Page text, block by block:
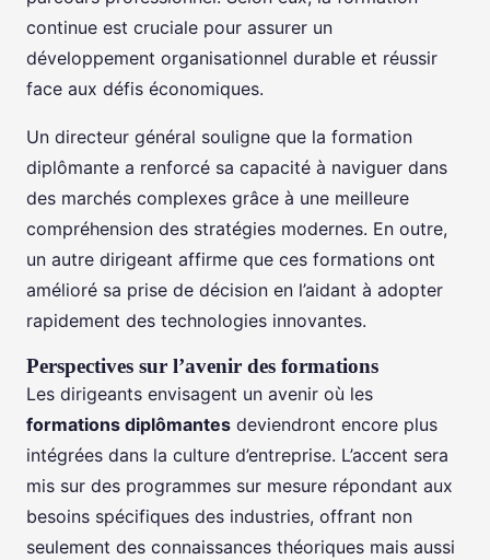
continue est cruciale pour assurer un
développement organisationnel durable et réussir
face aux défis économiques.
Un directeur général souligne que la formation
diplômante a renforcé sa capacité à naviguer dans
des marchés complexes grâce à une meilleure
compréhension des stratégies modernes. En outre,
un autre dirigeant affirme que ces formations ont
amélioré sa prise de décision en l’aidant à adopter
rapidement des technologies innovantes.
Perspectives sur l’avenir des formations
Les dirigeants envisagent un avenir où les
formations diplômantes deviendront encore plus
intégrées dans la culture d’entreprise. L’accent sera
mis sur des programmes sur mesure répondant aux
besoins spécifiques des industries, offrant non
seulement des connaissances théoriques mais aussi